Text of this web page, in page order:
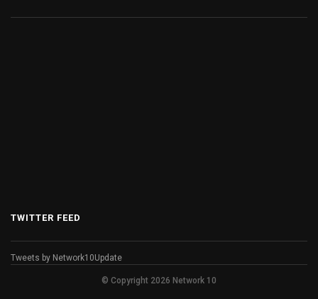
TWITTER FEED
Tweets by Network10Update
© Copyright 2026 Network 10